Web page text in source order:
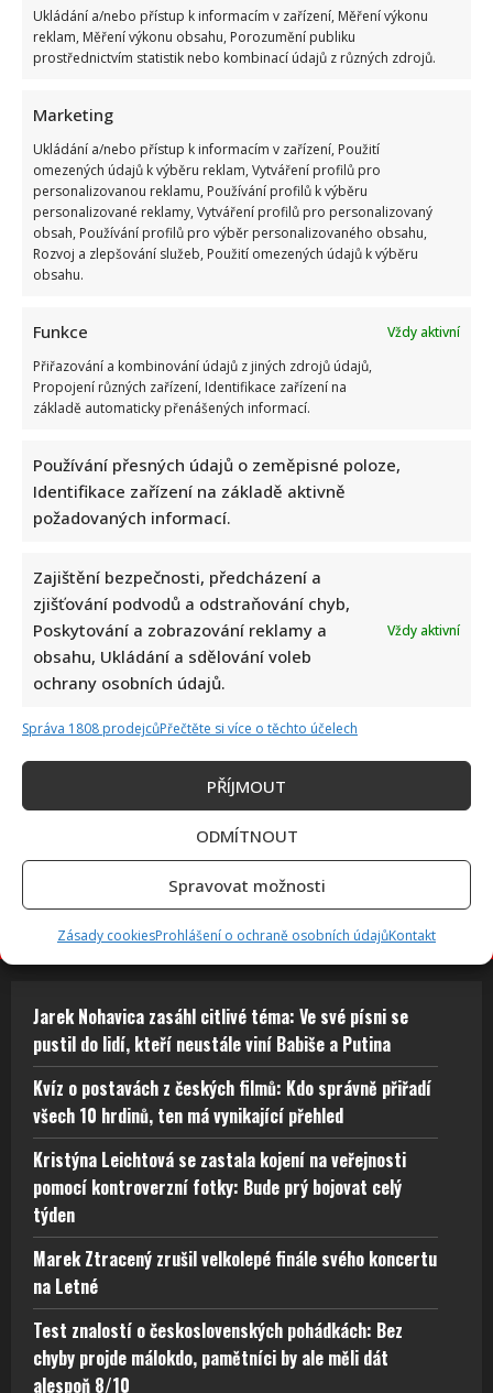
Ukládání a/nebo přístup k informacím v zařízení, Měření výkonu
reklam, Měření výkonu obsahu, Porozumění publiku
prostřednictvím statistik nebo kombinací údajů z různých zdrojů.
Marketing
Ukládání a/nebo přístup k informacím v zařízení, Použití
omezených údajů k výběru reklam, Vytváření profilů pro
personalizovanou reklamu, Používání profilů k výběru
personalizované reklamy, Vytváření profilů pro personalizovaný
obsah, Používání profilů pro výběr personalizovaného obsahu,
Rozvoj a zlepšování služeb, Použití omezených údajů k výběru
obsahu.
Funkce
Vždy aktivní
Přiřazování a kombinování údajů z jiných zdrojů údajů,
Propojení různých zařízení, Identifikace zařízení na
základě automaticky přenášených informací.
Používání přesných údajů o zeměpisné poloze,
Identifikace zařízení na základě aktivně
požadovaných informací.
Zajištění bezpečnosti, předcházení a
zjišťování podvodů a odstraňování chyb,
Poskytování a zobrazování reklamy a
obsahu, Ukládání a sdělování voleb
ochrany osobních údajů.
Vždy aktivní
Správa 1808 prodejcůPřečtěte si více o těchto účelech
PŘÍJMOUT
ODMÍTNOUT
Spravovat možnosti
Zásady cookiesProhlášení o ochraně osobních údajůKontakt
Kvíz o postavách z českých filmů: Kdo správně přiřadí všech
10 hrdinů, ten má vynikající přehled
Kristýna Leichtová se zastala kojení na veřejnosti pomocí
kontroverzní fotky: Bude prý bojovat celý týden
Marek Ztracený zrušil velkolepé finále svého koncertu na
Letné
Test znalostí o československých pohádkách: Bez chyby
projde málokdo, pamětníci by ale měli dát alespoň 8/10
Jarek Nohavica zasáhl citlivé téma: Ve své písni se
pustil do lidí, kteří neustále viní Babiše a Putina
Kvíz o postavách z českých filmů: Kdo správně přiřadí
všech 10 hrdinů, ten má vynikající přehled
Kristýna Leichtová se zastala kojení na veřejnosti
pomocí kontroverzní fotky: Bude prý bojovat celý
týden
Marek Ztracený zrušil velkolepé finále svého koncertu
na Letné
Test znalostí o československých pohádkách: Bez
chyby projde málokdo, pamětníci by ale měli dát
alespoň 8/10